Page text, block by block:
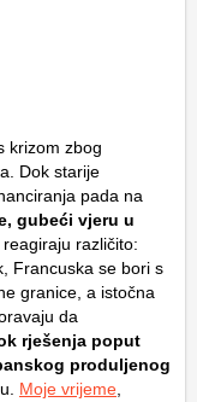
krizom zbog
Dok starije
pada na
gubeći vjeru u
reagiraju različito:
Francuska se bori s
granice, a istočna
da
rješenja poput
produljenog
Moje vrijeme